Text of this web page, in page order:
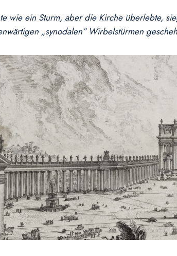
wie ein Sturm, aber die Kirche überlebte,
„synodalen“ Wirbelstürmen